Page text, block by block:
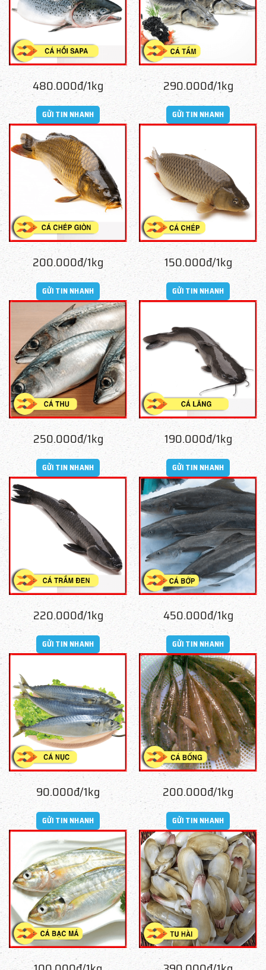
480.000đ/1kg
GỬI TIN NHANH
290.000đ/1kg
GỬI TIN NHANH
200.000đ/1kg
GỬI TIN NHANH
150.000đ/1kg
GỬI TIN NHANH
250.000đ/1kg
GỬI TIN NHANH
190.000đ/1kg
GỬI TIN NHANH
220.000đ/1kg
GỬI TIN NHANH
450.000đ/1kg
GỬI TIN NHANH
90.000đ/1kg
GỬI TIN NHANH
200.000đ/1kg
GỬI TIN NHANH